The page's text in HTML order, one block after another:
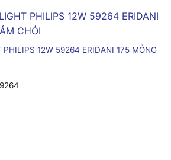
12W 59264 ERIDANI 175 MỎNG